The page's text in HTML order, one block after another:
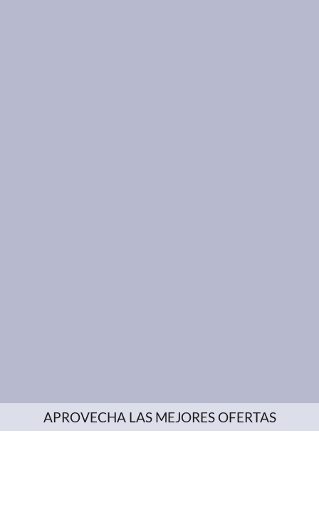
APROVECHA LAS MEJORES OFERTAS